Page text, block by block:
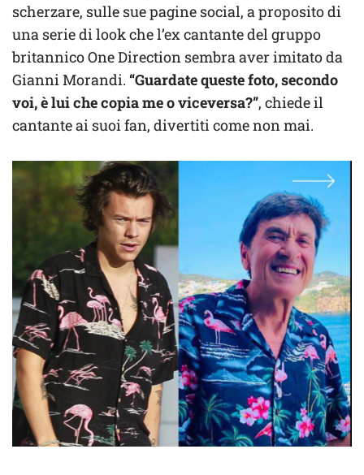
scherzare, sulle sue pagine social, a proposito di
una serie di look che l’ex cantante del gruppo
britannico One Direction sembra aver imitato da
Gianni Morandi. “Guardate queste foto, secondo
voi, è lui che copia me o viceversa?”, chiede il
cantante ai suoi fan, divertiti come non mai.